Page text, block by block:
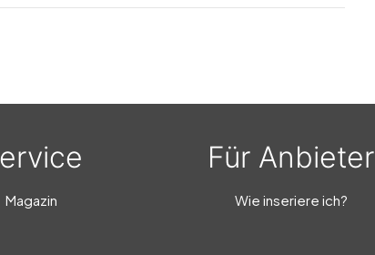
Magazin
Für Anbieter
Wie inseriere ich?